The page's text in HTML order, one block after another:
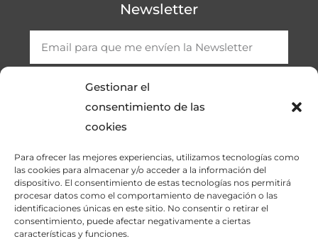
Gestionar el
consentimiento de las
cookies
Para ofrecer las mejores experiencias, utilizamos tecnologías como
las cookies para almacenar y/o acceder a la información del
dispositivo. El consentimiento de estas tecnologías nos permitirá
procesar datos como el comportamiento de navegación o las
identificaciones únicas en este sitio. No consentir o retirar el
consentimiento, puede afectar negativamente a ciertas
características y funciones.
Newsletter
SUSCRIBIRME